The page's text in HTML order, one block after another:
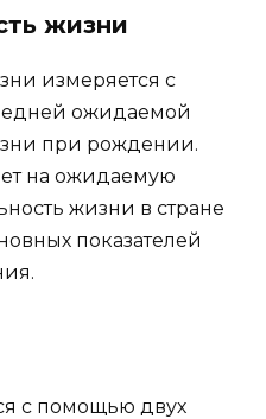
жизни
измеряется с
ожидаемой
при рождении.
на ожидаемую
жизни в стране
показателей
с помощью двух